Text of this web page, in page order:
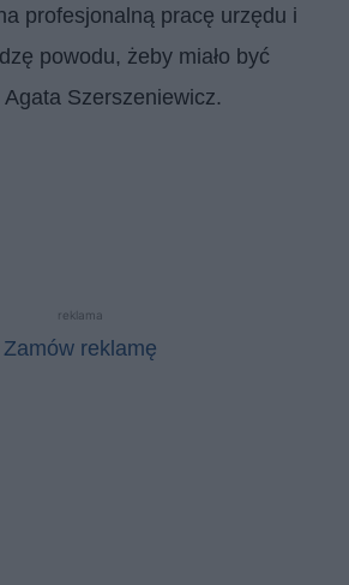
profesjonalną pracę urzędu i
powodu, żeby miało być
Szerszeniewicz.
reklama
Zamów reklamę